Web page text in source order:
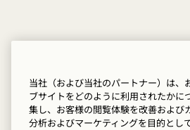
当社（および当社のパートナー）は、
ブサイトをどのように利用されたかに
集し、お客様の閲覧体験を改善および
分析およびマーケティングを目的とし